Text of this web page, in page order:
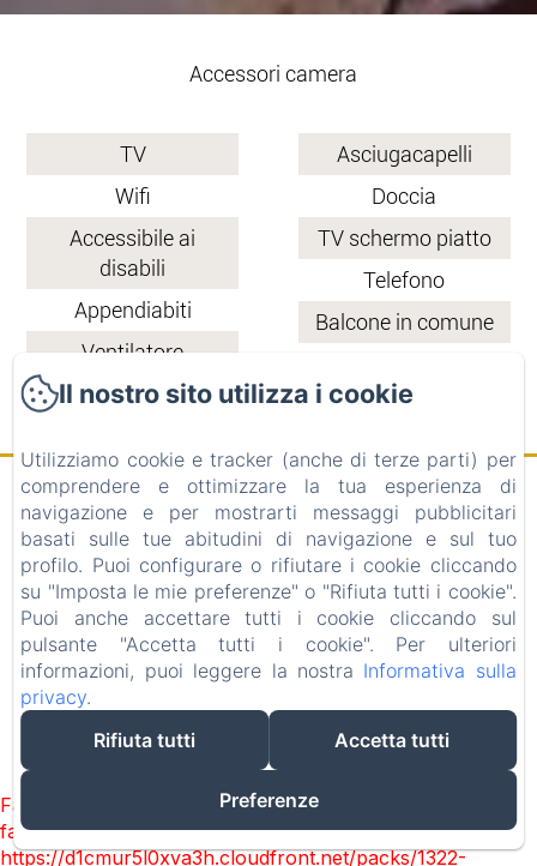
Accessori camera
TV
Wifi
Accessibile ai
disabili
Appendiabiti
Ventilatore
Asciugacapelli
Doccia
TV schermo piatto
Telefono
Balcone in comune
All' Ombra Del Castello
Via Molino 60, Cigliè, 12060, Italia
info@allombradelcastello.com
+39017460143
+393332478438 - +393333929212
C.I.R. 004069-AGR-00001 CIN:IT004069B584S536N7
Failed to load BookingEngine/index: Loading chunk 1322
failed. (missing:
https://d1cmur5l0xva3h.cloudfront.net/packs/1322-
Il nostro sito utilizza i cookie
Utilizziamo cookie e tracker (anche di terze parti) per
comprendere e ottimizzare la tua esperienza di
navigazione e per mostrarti messaggi pubblicitari
basati sulle tue abitudini di navigazione e sul tuo
profilo. Puoi configurare o rifiutare i cookie cliccando
su "Imposta le mie preferenze" o "Rifiuta tutti i cookie".
Puoi anche accettare tutti i cookie cliccando sul
pulsante "Accetta tutti i cookie". Per ulteriori
informazioni, puoi leggere la nostra Informativa sulla
privacy.
Rifiuta tutti
Accetta tutti
Preferenze